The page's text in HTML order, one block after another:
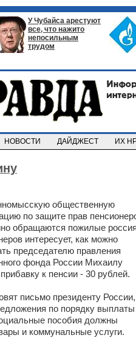
У Чубайса арестуют
все, что нажито
непосильным
трудом
НОВОСТИ ДАЙДЖЕСТ ИХ
общественную
по защите прав
обращаются пожилые
интересует, как можно
председателю правления
фонда России Михаилу
к пенсии - 30 рублей.
письмо президенту
по порядку выплаты
пособия должны
и коммунальные услуги.